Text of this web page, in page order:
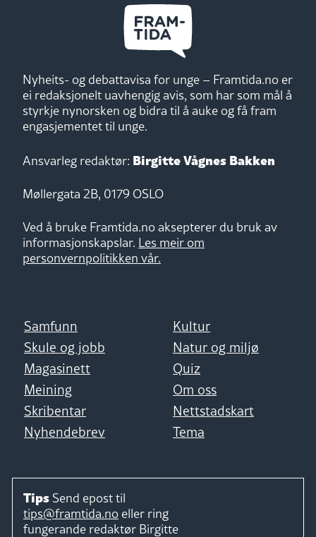
Nyheits- og debattavisa for unge – Framtida.no er
ei redaksjonelt uavhengig avis, som har som mål å
styrkje nynorsken og bidra til å auke og få fram
engasjementet til unge.
Ansvarleg redaktør: Birgitte Vågnes Bakken
Møllergata 2B, 0179 OSLO
Ved å bruke Framtida.no aksepterer du bruk av
informasjonskapslar. Les meir om
personvernpolitikken vår.
Samfunn
Kultur
Skule og jobb
Natur og miljø
Magasinett
Quiz
Meining
Om oss
Skribentar
Nettstadskart
Nyhendebrev
Tema
Tips Send epost til
tips@framtida.no eller ring
fungerande redaktør Birgitte